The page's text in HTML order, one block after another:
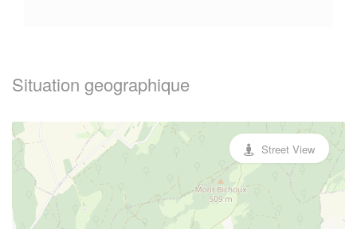
Situation geographique
Street View